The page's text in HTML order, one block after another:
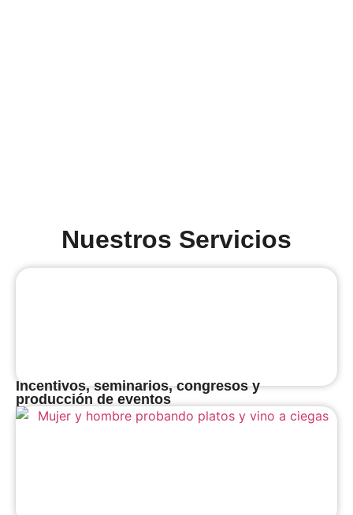
Nuestros Servicios
Incentivos, seminarios, congresos y
producción de eventos